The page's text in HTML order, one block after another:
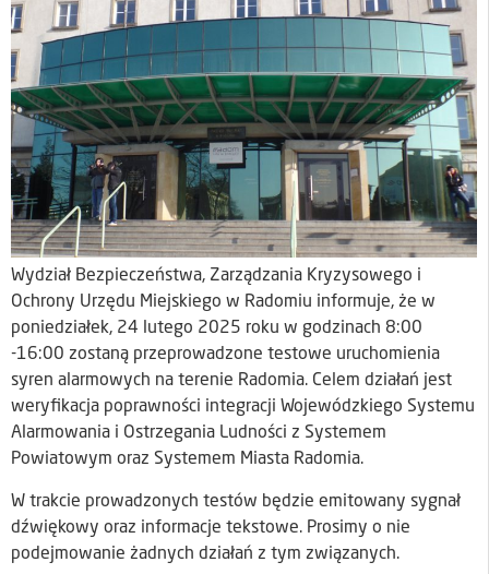
Wydział Bezpieczeństwa, Zarządzania Kryzysowego i
Ochrony Urzędu Miejskiego w Radomiu informuje, że w
poniedziałek, 24 lutego 2025 roku w godzinach 8:00
-16:00 zostaną przeprowadzone testowe uruchomienia
syren alarmowych na terenie Radomia. Celem działań jest
weryfikacja poprawności integracji Wojewódzkiego Systemu
Alarmowania i Ostrzegania Ludności z Systemem
Powiatowym oraz Systemem Miasta Radomia.
W trakcie prowadzonych testów będzie emitowany sygnał
dźwiękowy oraz informacje tekstowe. Prosimy o nie
podejmowanie żadnych działań z tym związanych.